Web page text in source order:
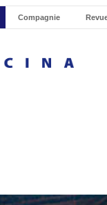
Compagnie